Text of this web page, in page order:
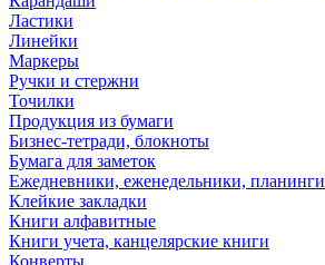
Ластики
Линейки
Маркеры
Ручки и стержни
Точилки
Продукция из бумаги
Бизнес-тетради, блокноты
Бумага для заметок
Ежедневники, еженедельники, планинги
Клейкие закладки
Книги алфавитные
Книги учета, канцелярские книги
Конверты